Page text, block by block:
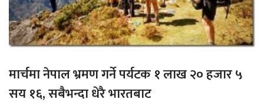
मार्चमा नेपाल भ्रमण गर्ने पर्यटक १ लाख २० हजार ५
सय १६, सबैभन्दा धेरै भारतबाट